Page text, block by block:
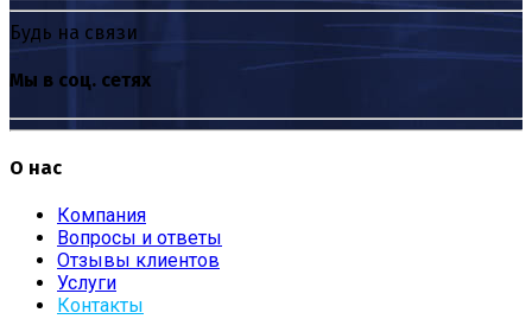
Будь на связи
Мы в соц. сетях
О нас
Компания
Вопросы и ответы
Отзывы клиентов
Услуги
Контакты